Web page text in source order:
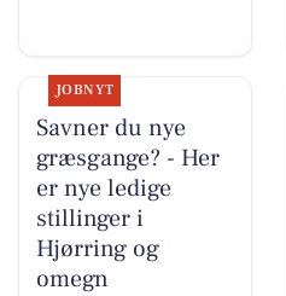
JOBNYT
Savner du nye
græsgange? - Her
er nye ledige
stillinger i
Hjørring og
omegn